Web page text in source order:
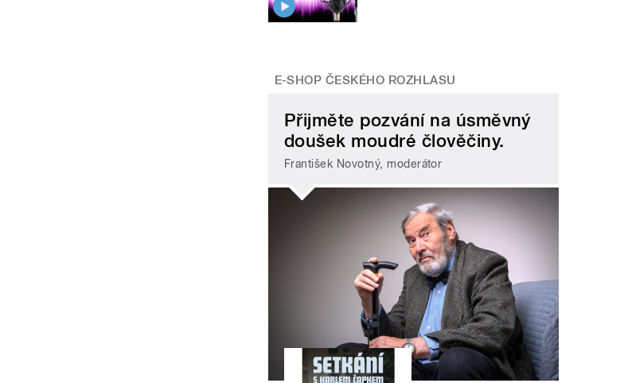
E-SHOP ČESKÉHO ROZHLASU
Přijměte pozvání na úsměvný
doušek moudré člověčiny.
František Novotný, moderátor